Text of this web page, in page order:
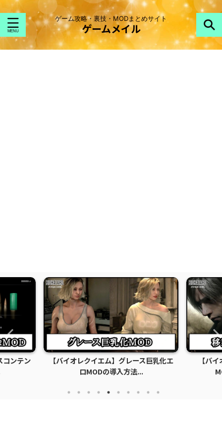
ゲーム攻略・裏技・MODまとめサイト
ゲームメイル
巨乳化エ
【バイオレクイエム】移動速度変更
MODの導入方法と使い...
【バイ